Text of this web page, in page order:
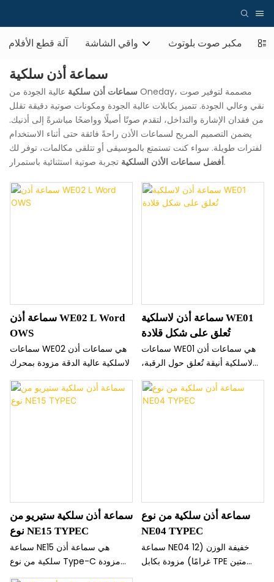
آلة قطع الأفلام واقي الشاشة مكبر صوت بلوتوث
سماعة أذن سلكية
سماعات أذن سلكية عالية الجودة من Oneday، مصممة لتوفير صوت
نقي وعالي الجودة. تتميز بكابلات عالية الجودة ومكونات صوتية دقيقة تقلل
من فقدان الإشارة والتداخل، لتقدم صوتًا أصيلًا وواضحًا مباشرةً إلى أذنيك.
يضمن التصميم المريح لسماعات الأذن راحةً فائقة حتى أثناء الاستخدام
لفترات طويلة. سواء كنت تستمتع بالموسيقى أو تتلقى مكالمات، توفر لك
أفضل سماعات الأذن السلكيةتجربة صوتية استثنائية باستمرار.
سماعة أذن WE02 L Word
OWS
سماعات WE02 هي سماعات أذن
لاسلكية عالية الدقة مزودة بمحرك
صوتي 11 مم وصوت عالي الجودة.
توفر بطاريتها بسعة 350 مللي
أمبير من 4 إلى 8 ساعات من
سماعة أذن لاسلكية WE01
تُعلق على شكل قلادة
سماعات WE01 هي سماعات أذن
لاسلكية أنيقة تُعلق حول الرقبة،
تتميز بملمس فاخر يشبه الزجاج
وحبل تعليق ناعم من السيليكون.
يضمن تصميمها البيضاوي الجديد
سماعة أذن سلكية ستيريو من
نوع NE15 TYPEC
سماعة NE15 هي سماعة أذن
سلكية من نوع Type-C مزودة
بشاشة عرض مدمجة وإمكانية
سماعة أذن سلكية من نوع
NE04 TYPEC
سماعة NE04 خفيفة الوزن (12
غرامًا) مزودة بكابل TPE متين